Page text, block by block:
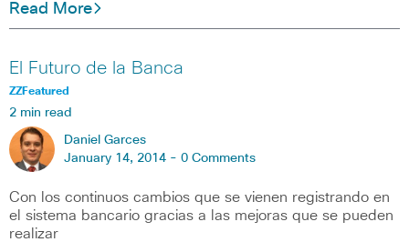
Read More
El Futuro de la Banca
ZZFeatured
2 min read
Daniel Garces
January 14, 2014 - 0 Comments
Con los continuos cambios que se vienen registrando en
el sistema bancario gracias a las mejoras que se pueden
realizar